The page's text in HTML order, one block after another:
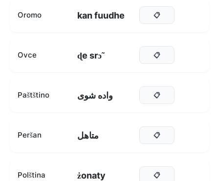
Oromo kan fuudhe 📋
Ovce ɖe srɔ̃ 📋
Paštštino واده شوی 📋
Peršan متاهل 📋
Polština żonaty 📋